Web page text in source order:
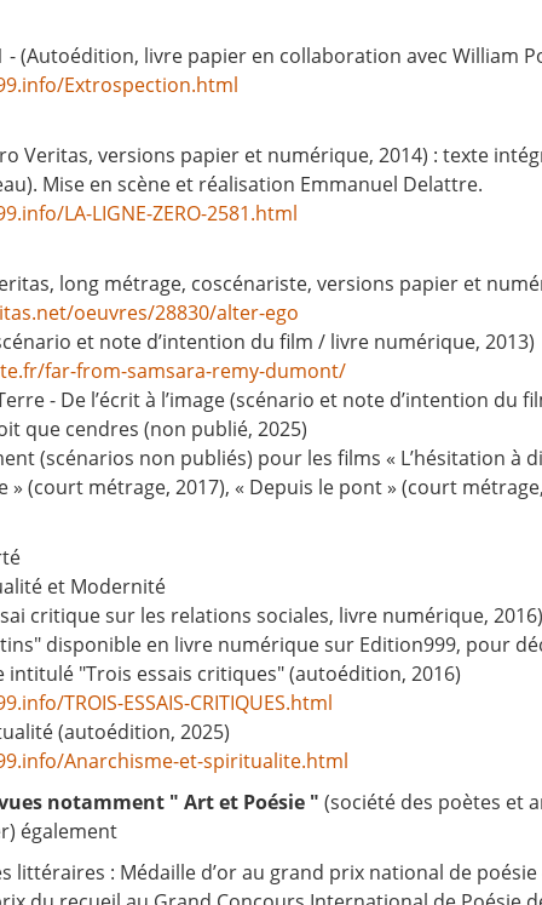
- (Autoédition, livre papier en collaboration avec William
Extrospection.html
Veritas, versions papier et numérique, 2014) : texte
Mise en scène et réalisation Emmanuel Delattre.
LA-LIGNE-ZERO-2581.html
long métrage, coscénariste, versions papier et
oeuvres/28830/alter-ego
et note d’intention du film / livre numérique, 2013)
far-from-samsara-remy-dumont/
- De l’écrit à l’image (scénario et note d’intention du
que cendres (non publié, 2025)
(scénarios non publiés) pour les films « L’hésitation
» (court métrage, 2017), « Depuis le pont » (court
et Modernité
critique sur les relations sociales, livre numérique, 2016)
disponible en livre numérique sur Edition999, pour
intitulé "Trois essais critiques" (autoédition, 2016)
TROIS-ESSAIS-CRITIQUES.html
(autoédition, 2025)
Anarchisme-et-spiritualite.html
notamment " Art et Poésie " (société des poètes et
également
littéraires : Médaille d’or au grand prix national de